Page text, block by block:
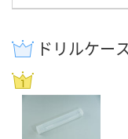
ドリルケー